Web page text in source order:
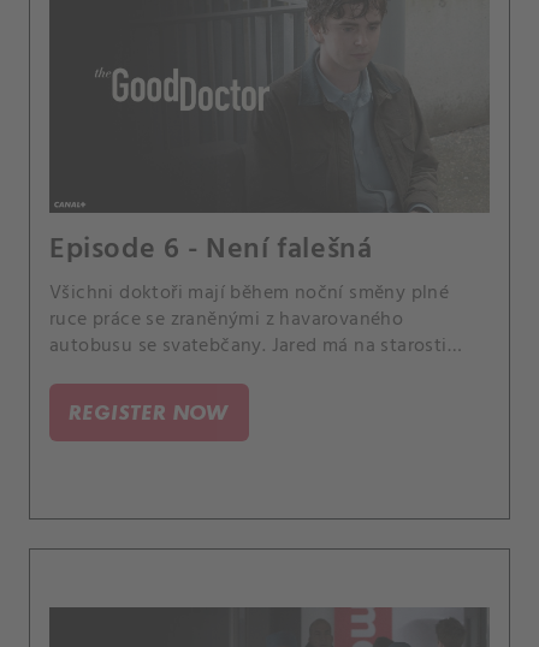
Episode 6 - Není falešná
Všichni doktoři mají během noční směny plné
ruce práce se zraněnými z havarovaného
autobusu se svatebčany. Jared má na starosti
REGISTER NOW